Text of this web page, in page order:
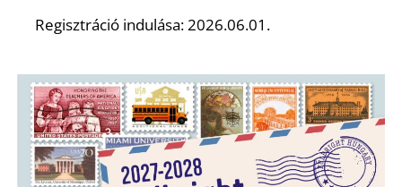
Regisztráció indulása: 2026.06.01.